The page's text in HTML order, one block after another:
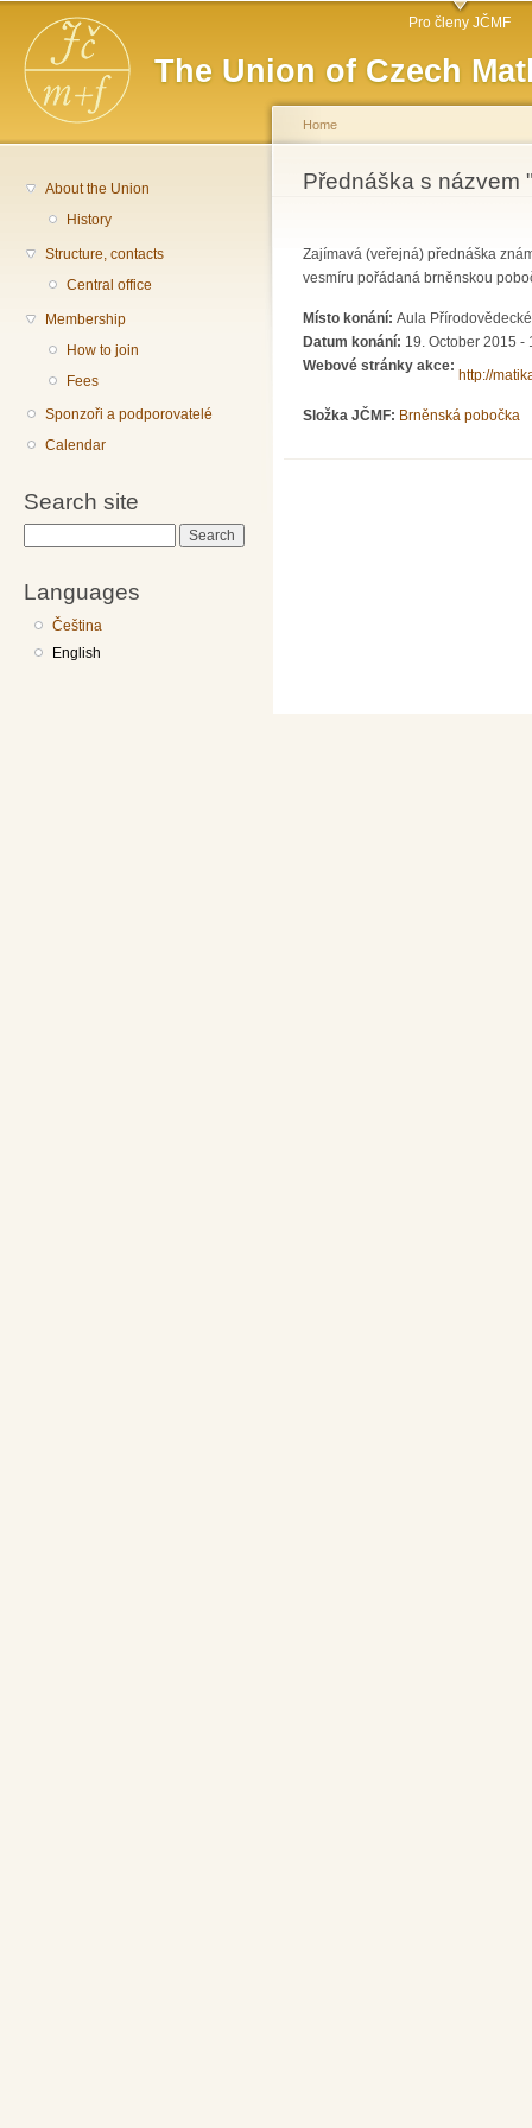
The Union of Czech
Main menu Pro členy JČMF
About the Union
History
Structure, contacts
Central office
Membership
How to join
Fees
Sponzoři a podporovatelé
Calendar
Search site
Languages
Čeština
English
You are here
Home
Přednáška s názvem
Zajímavá (veřejná) přednáška
vesmíru pořádaná brněnskou
Místo konání: Aula
Datum konání: 19. October 2015 -
Webové stránky akce:
http://
Složka JČMF: Brněnská pobočka